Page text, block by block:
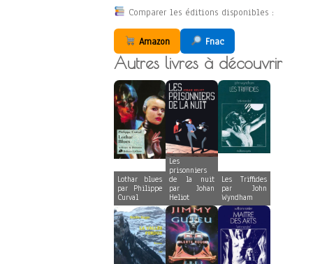
Comparer les éditions disponibles :
Amazon Fnac
Autres livres à découvrir
Lothar blues
par Philippe
Curval
Les
prisonniers
de la nuit
par Johan
Heliot
Les Triffides
par John
Wyndham